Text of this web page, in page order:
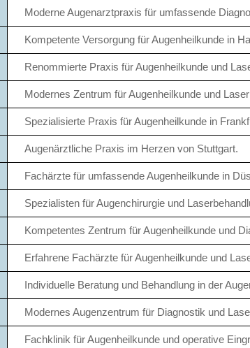
Moderne Augenarztpraxis für umfassende
Kompetente Versorgung für Augenheilkunde in
Renommierte Praxis für Augenheilkunde und
Modernes Zentrum für Augenheilkunde und
Spezialisierte Praxis für Augenheilkunde in
Augenärztliche Praxis im Herzen von Stuttgart.
Fachärzte für umfassende Augenheilkunde in
Spezialisten für Augenchirurgie und
Kompetentes Zentrum für Augenheilkunde und
Erfahrene Fachärzte für Augenheilkunde und
Individuelle Beratung und Behandlung in der
Modernes Augenzentrum für Diagnostik und
Fachklinik für Augenheilkunde und operative